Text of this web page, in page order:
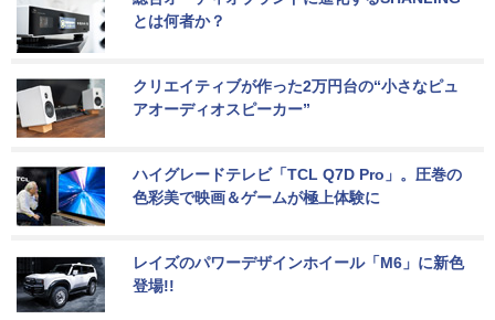
とは何者か？
クリエイティブが作った2万円台の“小さなピュ
アオーディオスピーカー”
ハイグレードテレビ「TCL Q7D Pro」。圧巻の
色彩美で映画＆ゲームが極上体験に
レイズのパワーデザインホイール「M6」に新色
登場!!